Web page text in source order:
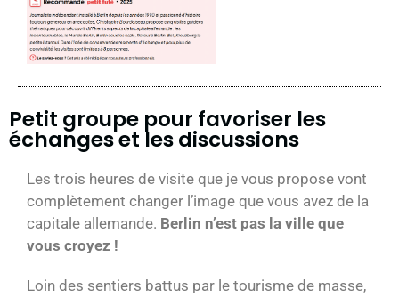
Petit groupe pour favoriser les
échanges et les discussions
Les trois heures de visite que je vous propose vont
complètement changer l’image que vous avez de la
capitale allemande. Berlin n’est pas la ville que
vous croyez !
Loin des sentiers battus par le tourisme de masse,